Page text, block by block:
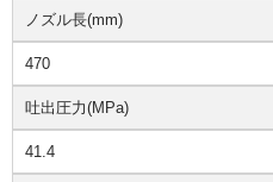
ノズル長(mm)
470
吐出圧力(MPa)
41.4